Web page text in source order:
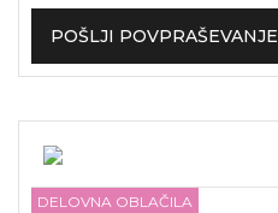
POŠLJI POVPRAŠEVANJE
DELOVNA OBLAČILA